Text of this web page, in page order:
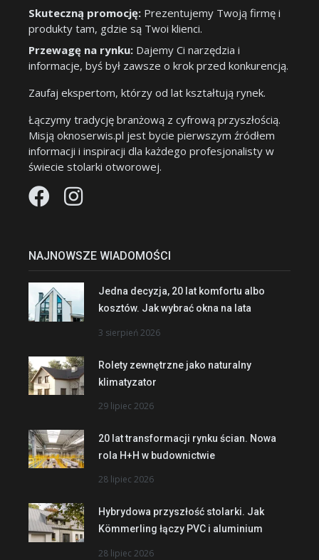
Skuteczną promocję: Prezentujemy Twoją firmę i
produkty tam, gdzie są Twoi klienci.
Przewagę na rynku: Dajemy Ci narzędzia i
informacje, byś był zawsze o krok przed konkurencją.
Zaufaj ekspertom, którzy od lat kształtują rynek.
Łączymy tradycję branżową z cyfrową przyszłością.
Misją oknoserwis.pl jest bycie pierwszym źródłem
informacji i inspiracji dla każdego profesjonalisty w
świecie stolarki otworowej.
NAJNOWSZE WIADOMOŚCI
Jedna decyzja, 20 lat komfortu albo
kosztów. Jak wybrać okna na lata
3 sierpień 2026
Rolety zewnętrzne jako naturalny
klimatyzator
29 lipiec 2026
20 lat transformacji rynku ścian. Nowa
rola H+H w budownictwie
28 lipiec 2026
Hybrydowa przyszłość stolarki. Jak
Kömmerling łączy PVC i aluminium
28 lipiec 2026